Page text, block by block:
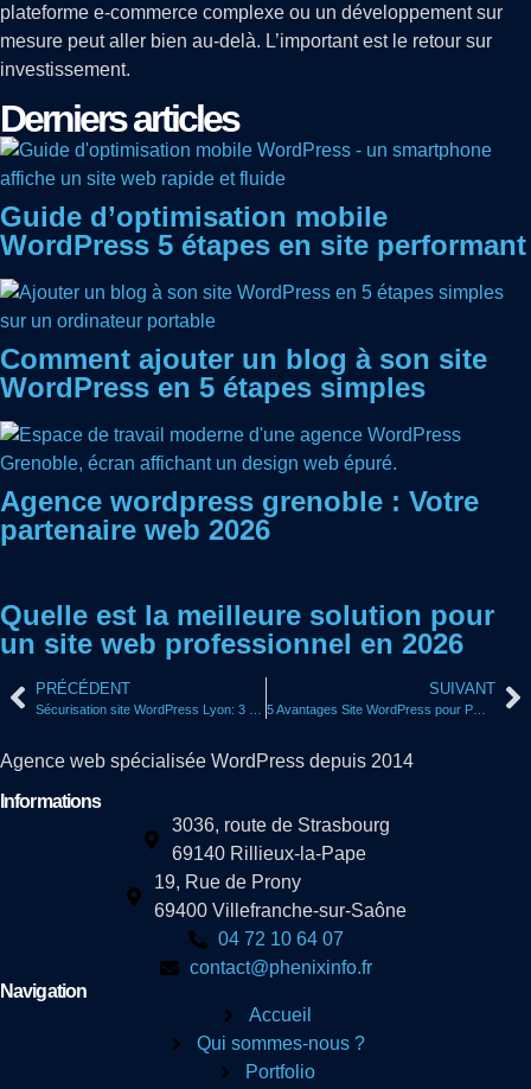
plateforme e-commerce complexe ou un développement sur
mesure peut aller bien au-delà. L’important est le retour sur
investissement.
Derniers articles
Guide d’optimisation mobile
WordPress 5 étapes en site performant
Comment ajouter un blog à son site
WordPress en 5 étapes simples
Agence wordpress grenoble : Votre
partenaire web 2026
Quelle est la meilleure solution pour
un site web professionnel en 2026
PRÉCÉDENT SUIVANT
5 Avantages Site WordPress pour PME Lyonnaise
Agence web spécialisée WordPress depuis 2014
Informations
3036, route de Strasbourg
69140 Rillieux-la-Pape
19, Rue de Prony
69400 Villefranche-sur-Saône
04 72 10 64 07
contact@phenixinfo.fr
Navigation
Accueil
Qui sommes-nous ?
Portfolio